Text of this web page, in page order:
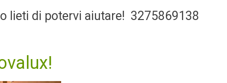
lieti di potervi aiutare! 3275869138